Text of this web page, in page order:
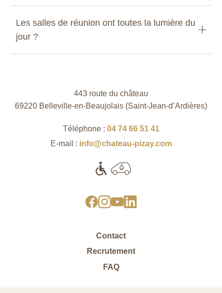
Les salles de réunion ont toutes la lumière du
jour ?
443 route du château
69220 Belleville-en-Beaujolais (Saint‑Jean‑d’Ardières)
Téléphone : 04 74 66 51 41
E-mail : info@chateau-pizay.com
Contact
Recrutement
FAQ